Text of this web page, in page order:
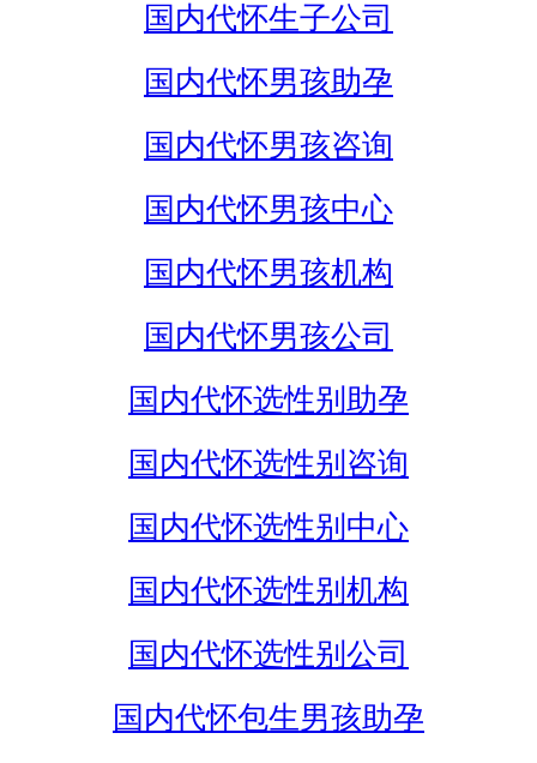
国内代怀生子公司
国内代怀男孩助孕
国内代怀男孩咨询
国内代怀男孩中心
国内代怀男孩机构
国内代怀男孩公司
国内代怀选性别助孕
国内代怀选性别咨询
国内代怀选性别中心
国内代怀选性别机构
国内代怀选性别公司
国内代怀包生男孩助孕